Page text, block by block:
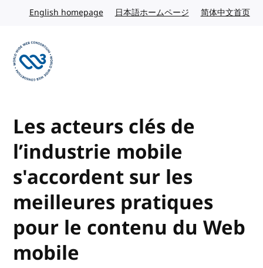
Skip to content
English homepageEnglish website
日本語ホームページ Japanese website
简体中文首页
Les acteurs clés de
l’industrie mobile
s'accordent sur les
meilleures pratiques
pour le contenu du Web
mobile